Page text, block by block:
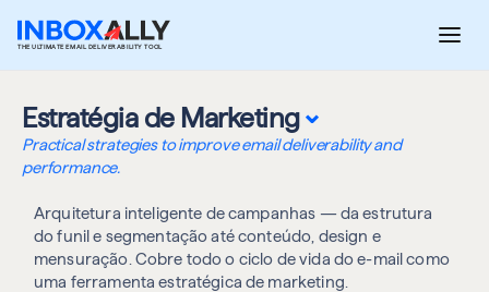
para
THE ULTIMATE EMAIL DELIVERABILITY TOOL
Estratégia de Marketing⌄
Practical strategies to improve email deliverability and
performance.
Arquitetura inteligente de campanhas — da estrutura
do funil e segmentação até conteúdo, design e
mensuração. Cobre todo o ciclo de vida do e-mail como
uma ferramenta estratégica de marketing.